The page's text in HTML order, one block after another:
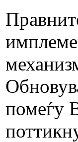
помеѓу